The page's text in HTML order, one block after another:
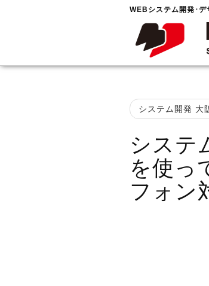
WEBシステム開発･デ
システム開発 大
システ
を使っ
フォン